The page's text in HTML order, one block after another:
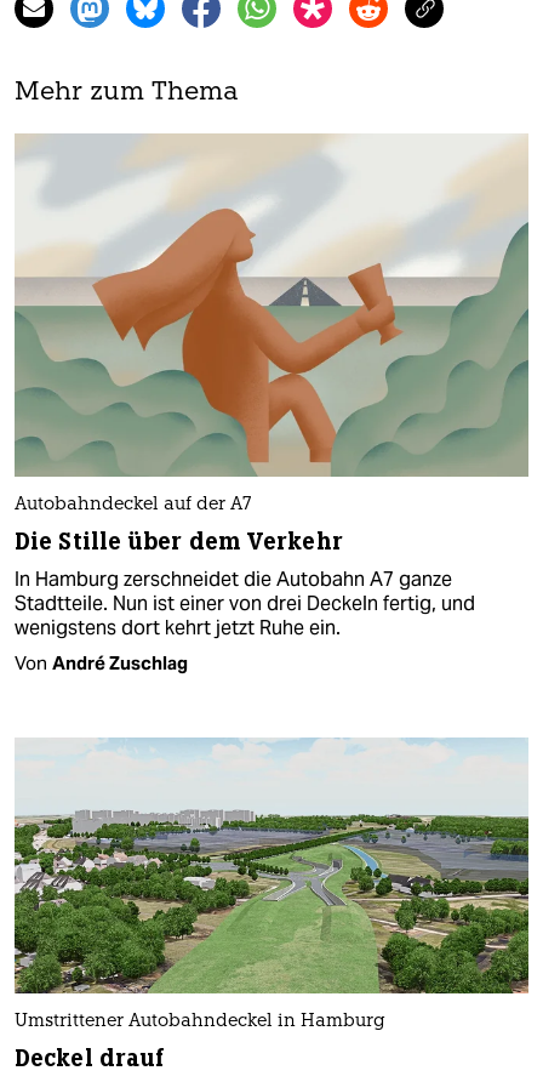
Mehr zum Thema
Autobahndeckel auf der A7
Die Stille über dem Verkehr
In Hamburg zerschneidet die Autobahn A7 ganze
Stadtteile. Nun ist einer von drei Deckeln fertig, und
wenigstens dort kehrt jetzt Ruhe ein.
Von André Zuschlag
Umstrittener Autobahndeckel in Hamburg
Deckel drauf